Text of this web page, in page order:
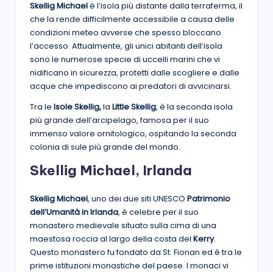
Skellig Michaelè l’isola più distante dalla terraferma, il
che la rende difficilmente accessibile a causa delle
condizioni meteo avverse che spesso bloccano
l’accesso. Attualmente, gli unici abitanti dell’isola
sono le numerose specie di uccelli marini che vi
nidificano in sicurezza, protetti dalle scogliere e dalle
acque che impediscono ai predatori di avvicinarsi.
Tra le Isole Skellig,la Little Skellig, è la seconda isola
più grande dell’arcipelago, famosa per il suo
immenso valore ornitologico, ospitando la seconda
colonia di sule più grande del mondo.
Skellig Michael, Irlanda
Skellig Michael, uno dei due siti UNESCO Patrimonio
dell’Umanità in Irlanda, è celebre per il suo
monastero medievale situato sulla cima di una
maestosa roccia al largo della costa del Kerry.
Questo monastero fu fondato da St. Fionan ed è tra le
prime istituzioni monastiche del paese. I monaci vi